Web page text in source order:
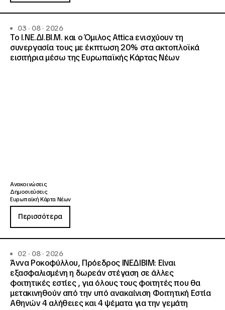
03 · 08 · 2026
Το Ι.ΝΕ.ΔΙ.ΒΙ.Μ. και o Όμιλος Attica ενισχύουν τη
συνεργασία τους με έκπτωση 20% στα ακτοπλοϊκά
εισιτήρια μέσω της Ευρωπαϊκής Κάρτας Νέων
Ανακοινώσεις
Δημοσιεύσεις
Ευρωπαϊκή Κάρτα Νέων
Περισσότερα
02 · 08 · 2026
Άννα Ροκοφύλλου, Πρόεδρος ΙΝΕΔΙΒΙΜ: Είναι
εξασφαλισμένη η δωρεάν στέγαση σε άλλες
φοιτητικές εστίες , για όλους τους φοιτητές που θα
μετακινηθούν από την υπό ανακαίνιση Φοιτητική Εστία
Αθηνών 4 αλήθειες και 4 ψέματα για την γεμάτη